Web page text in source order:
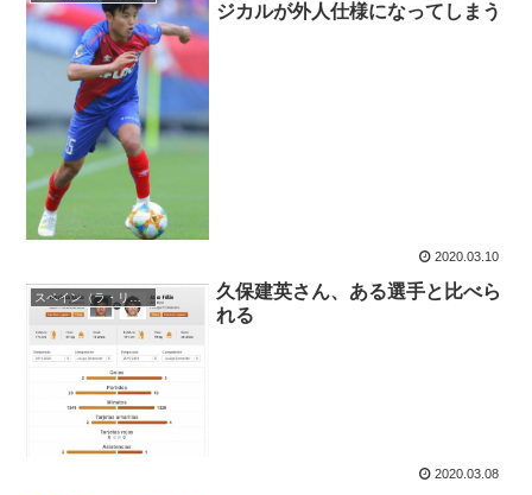
ジカルが外人仕様になってしまう
2020.03.10
スペイン（ラ・リーガ）
久保建英さん、ある選手と比べら
れる
2020.03.08